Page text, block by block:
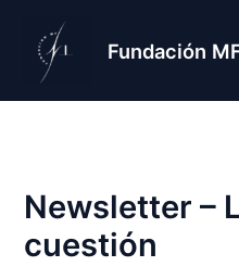
contenido
Fundación
Newsletter –
cuestión